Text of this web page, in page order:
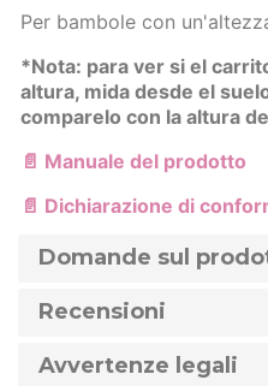
Per bambole con
*Nota: para ver si el
altura, mida desde el
comparelo con la altura
📄 Manuale del prodotto
📄 Dichiarazione di
Domande sul
Recensioni
Avvertenze legali